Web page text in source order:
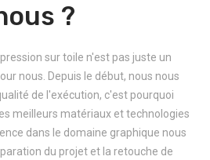
?
sur toile n'est pas juste un
nous. Depuis le début, nous nous
de l'exécution, c'est pourquoi
meilleurs matériaux et technologies
dans le domaine graphique nous
du projet et la retouche de